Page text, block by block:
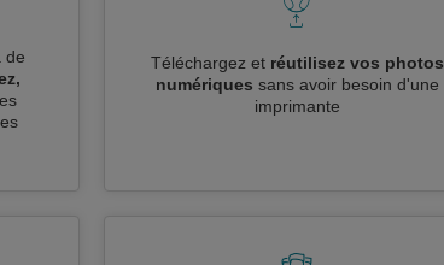
de
Téléchargez et réutilisez vos photos
numériques sans avoir besoin d'une
imprimante